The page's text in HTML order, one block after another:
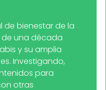
de bienestar de la
de una década
y su amplia
Investigando,
para
otras